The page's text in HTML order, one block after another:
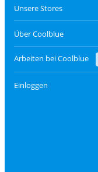
Unsere Stores
Über Coolblue
Arbeiten bei Coolblue
Einloggen